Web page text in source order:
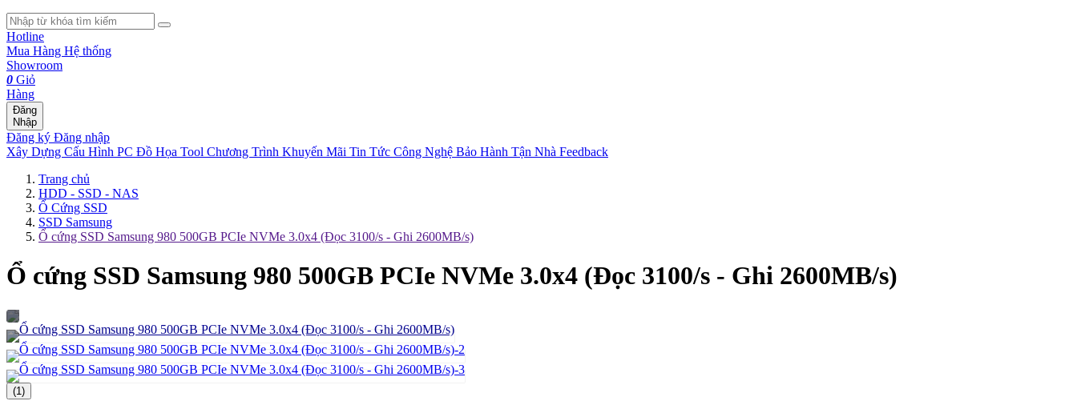
Hotline
Mua Hàng Hệ thống
Showroom
0 Giỏ
Hàng
Đăng
Nhập
Đăng ký Đăng nhập
Xây Dựng Cấu Hình PC Đồ Họa Tool Chương Trình Khuyến Mãi Tin Tức Công Nghệ Bảo Hành Tận Nhà Feedback
Trang chủ
HDD - SSD - NAS
Ổ Cứng SSD
SSD Samsung
Ổ cứng SSD Samsung 980 500GB PCIe NVMe 3.0x4 (Đọc 3100/s - Ghi 2600MB/s)
Ổ cứng SSD Samsung 980 500GB PCIe NVMe 3.0x4 (Đọc 3100/s - Ghi 2600MB/s)
(1)